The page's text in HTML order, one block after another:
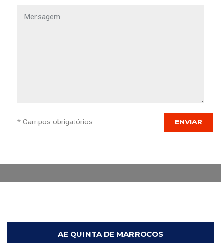
* Campos obrigatórios
AE QUINTA DE MARROCOS